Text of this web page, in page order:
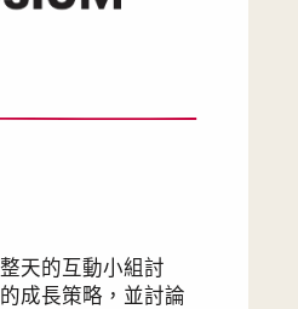
天的互動小組討
成長策略，並討論